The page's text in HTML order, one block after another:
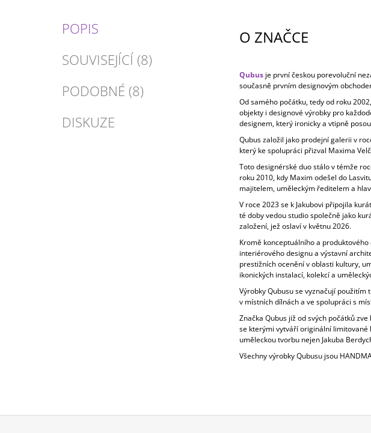
POPIS
SOUVISEJÍCÍ (8)
PODOBNÉ (8)
DISKUZE
O ZNAČCE
Qubusje první českou porevoluční
současně prvním designovým
Od samého počátku, tedy od roku
objekty i designové výrobky pro
designem, který ironicky a vtipně
Qubus založil jako prodejní galerii v
který ke spolupráci přizval Maxima
Toto designérské duo stálo v témže
roku 2010, kdy Maxim odešel do
majitelem, uměleckým ředitelem a
V roce 2023 se k Jakubovi připojila
té doby vedou studio společně jako
založení, jež oslaví v květnu 2026.
Kromě konceptuálního a
interiérového designu a výstavní
prestižních ocenění v oblasti kultury,
ikonických instalací, kolekcí a
Výrobky Qubusu se vyznačují
v místních dílnách a ve spolupráci s
Značka Qubus již od svých počátků
se kterými vytváří originální limitované
uměleckou tvorbu nejen Jakuba
Všechny výrobky Qubusu jsou